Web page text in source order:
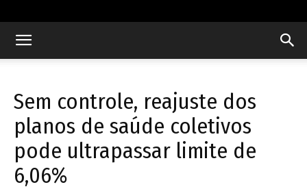
Sem controle, reajuste dos
planos de saúde coletivos
pode ultrapassar limite de
6,06%